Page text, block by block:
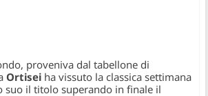
proveniva dal tabellone di
Ortisei ha vissuto la classica settimana
suo il titolo superando in finale il